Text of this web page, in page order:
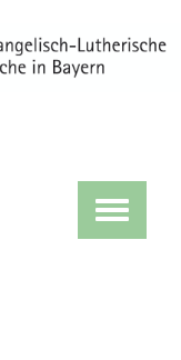
Toggle